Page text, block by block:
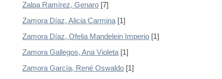
Zalpa Ramírez, Genaro [7]
Zamora Díaz, Alicia Carmina [1]
Zamora Díaz, Ofelia Mandelein Imperio [1]
Zamora Gallegos, Ana Violeta [1]
Zamora García, René Oswaldo [1]